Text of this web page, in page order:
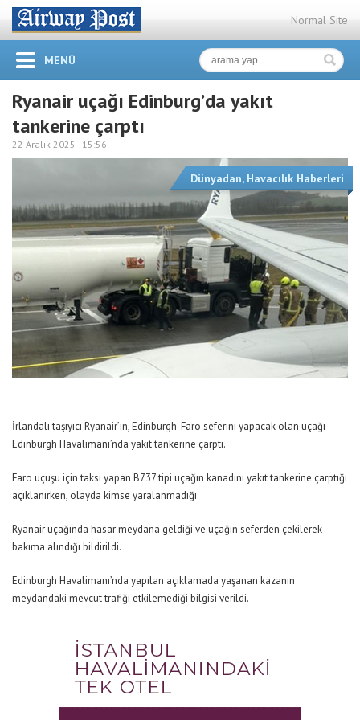
Normal Site
MENÜ
Ryanair uçağı Edinburg’da yakıt
tankerine çarptı
22 Aralık 2025 - 15:56
Dünyadan, Havacılık Haberleri
İrlandalı taşıyıcı Ryanair’in, Edinburgh-Faro seferini yapacak olan uçağı
Edinburgh Havalimanı’nda yakıt tankerine çarptı.
Faro uçuşu için taksi yapan B737 tipi uçağın kanadını yakıt tankerine çarptığı
açıklanırken, olayda kimse yaralanmadığı.
Ryanair uçağında hasar meydana geldiği ve uçağın seferden çekilerek
bakıma alındığı bildirildi.
Edinburgh Havalimanı’nda yapılan açıklamada yaşanan kazanın
meydandaki mevcut trafiği etkilemediği bilgisi verildi.